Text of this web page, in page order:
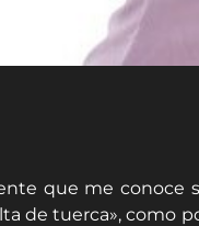
que me conoce
de tuerca», como